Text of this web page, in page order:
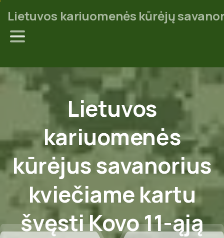
Lietuvos kariuomenės kūrėjų
Lietuvos
kariuomenės
kūrėjussavanorius
kviečiame kartu
švęstiKovo11-ąją